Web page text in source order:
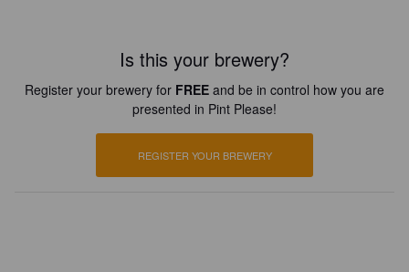
Is this your brewery?
Register your brewery for FREE and be in control how you are
presented in Pint Please!
REGISTER YOUR BREWERY